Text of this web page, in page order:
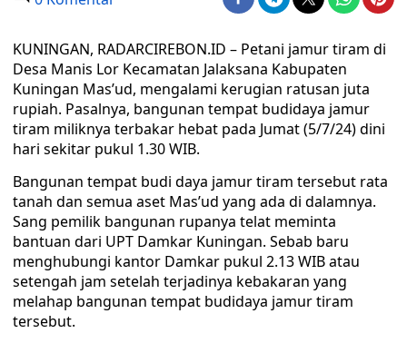
KUNINGAN, RADARCIREBON.ID – Petani jamur tiram di
Desa Manis Lor Kecamatan Jalaksana Kabupaten
Kuningan Mas’ud, mengalami kerugian ratusan juta
rupiah. Pasalnya, bangunan tempat budidaya jamur
tiram miliknya terbakar hebat pada Jumat (5/7/24) dini
hari sekitar pukul 1.30 WIB.
Bangunan tempat budi daya jamur tiram tersebut rata
tanah dan semua aset Mas’ud yang ada di dalamnya.
Sang pemilik bangunan rupanya telat meminta
bantuan dari UPT Damkar Kuningan. Sebab baru
menghubungi kantor Damkar pukul 2.13 WIB atau
setengah jam setelah terjadinya kebakaran yang
melahap bangunan tempat budidaya jamur tiram
tersebut.